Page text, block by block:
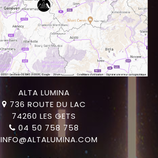
ALTA LUMINA
736 ROUTE DU LAC
74260 LES GETS
04 50 758 758
INFO@ALTALUMINA.COM